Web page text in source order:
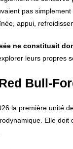
pas
appui,
ne constituait
leurs propres
Bull-
la première unité
Elle